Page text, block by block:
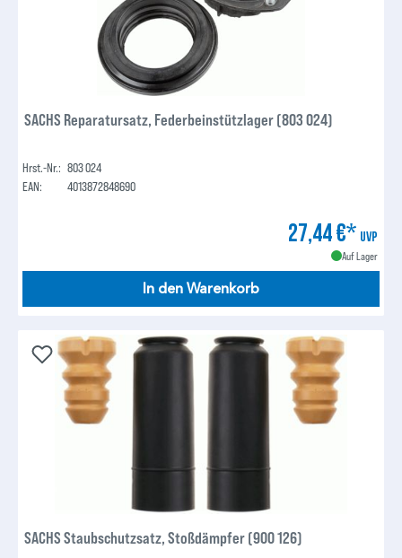
SACHS Reparatursatz, Federbeinstützlager (803 024)
Hrst.-Nr.: 803 024
EAN:
4013872848690
27,44 €* UVP
Auf Lager
In den Warenkorb
SACHS Staubschutzsatz, Stoßdämpfer (900 126)